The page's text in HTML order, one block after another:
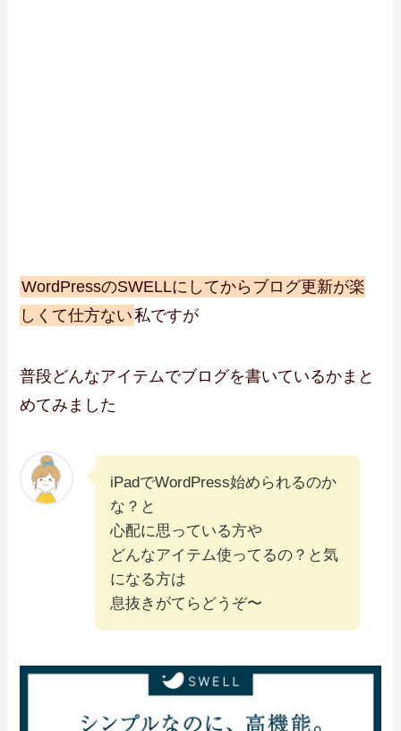
WordPressのSWELLにしてからブログ更新が楽
しくて仕方ない私ですが
普段どんなアイテムでブログを書いているかまと
めてみました
iPadでWordPress始められるのか
な？と
心配に思っている方や
どんなアイテム使ってるの？と気
になる方は
息抜きがてらどうぞ〜